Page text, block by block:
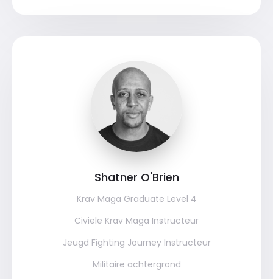
Shatner O'Brien
Krav Maga Graduate Level 4
Civiele Krav Maga Instructeur
Jeugd Fighting Journey Instructeur
Militaire achtergrond